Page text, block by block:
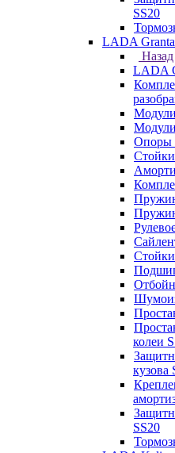
SS20
LADA Granta
Назад
LADA
Опоры
Стойки
колеи
кузова
SS20